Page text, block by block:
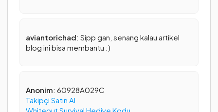
aviantorichad: Sipp gan, senang kalau artikel
blog ini bisa membantu :)
Anonim: 60928A029C
Takipçi Satın Al